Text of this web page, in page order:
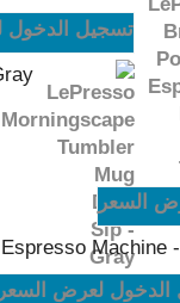
تسجيل الدخول
السعر
Machine
لعرض السعر